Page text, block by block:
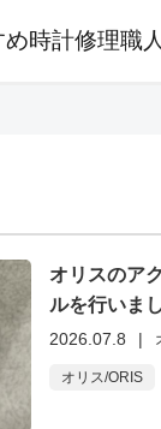
時計修理職
オリスのア
ルを行いま
2026.07.8 |
オリス/ORIS